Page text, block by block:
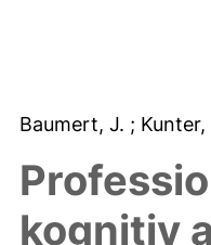
Baumert, J. ; Kunter,
kognitiv